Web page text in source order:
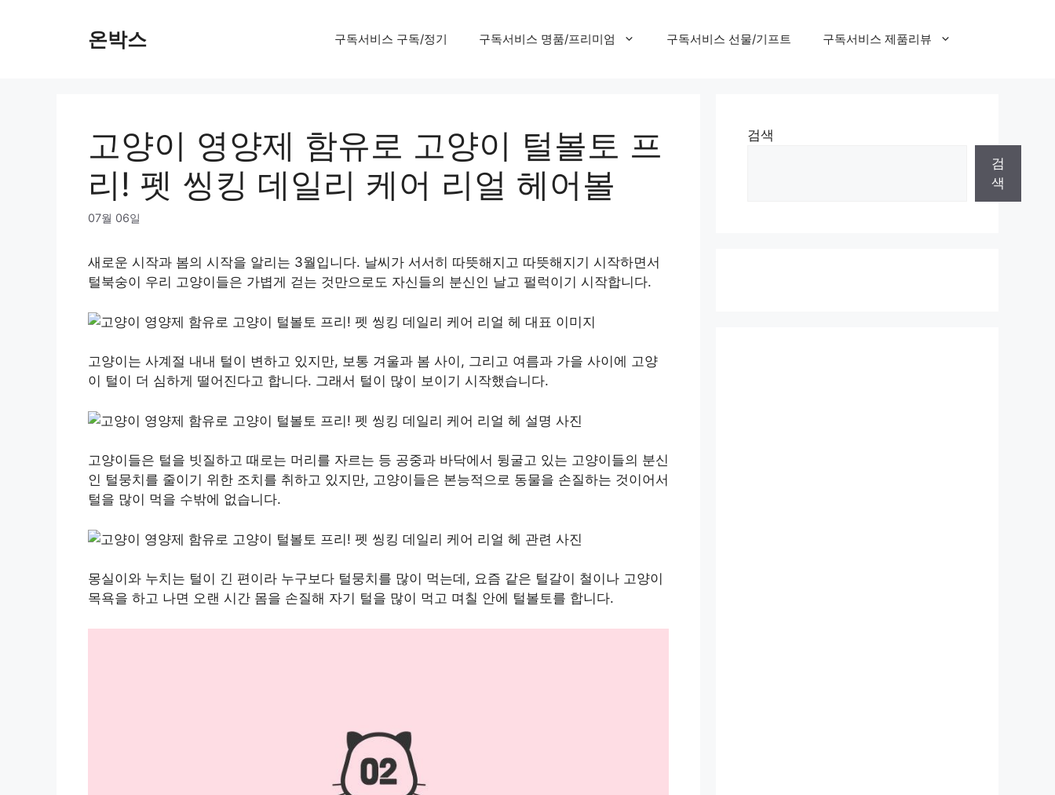
온박스 구독서비스 구독/정기 구독서비스 명품/프리미엄 구독서비스 선물/기프트 구독서비스 제품리뷰
고양이 영양제 함유로 고양이 털볼토 프
리! 펫 씽킹 데일리 케어 리얼 헤어볼
07월 06일
새로운 시작과 봄의 시작을 알리는 3월입니다. 날씨가 서서히 따뜻해지고 따뜻해지기 시작하면서
털북숭이 우리 고양이들은 가볍게 걷는 것만으로도 자신들의 분신인 날고 펄럭이기 시작합니다.
고양이는 사계절 내내 털이 변하고 있지만, 보통 겨울과 봄 사이, 그리고 여름과 가을 사이에 고양
이 털이 더 심하게 떨어진다고 합니다. 그래서 털이 많이 보이기 시작했습니다.
고양이들은 털을 빗질하고 때로는 머리를 자르는 등 공중과 바닥에서 뒹굴고 있는 고양이들의 분신
인 털뭉치를 줄이기 위한 조치를 취하고 있지만, 고양이들은 본능적으로 동물을 손질하는 것이어서
털을 많이 먹을 수밖에 없습니다.
몽실이와 누치는 털이 긴 편이라 누구보다 털뭉치를 많이 먹는데, 요즘 같은 털갈이 철이나 고양이
목욕을 하고 나면 오랜 시간 몸을 손질해 자기 털을 많이 먹고 며칠 안에 털볼토를 합니다.
검색
검
색